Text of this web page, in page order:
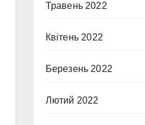
Травень 2022
Квітень 2022
Березень 2022
Лютий 2022